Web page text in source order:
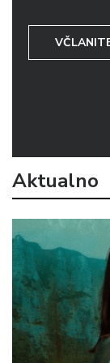
Aktualno